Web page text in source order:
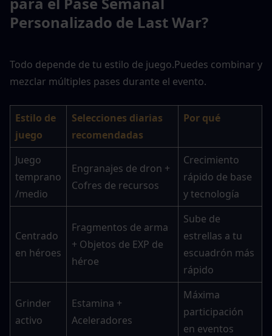
Personalizado de Last War?
Todo depende de tu estilo de juego.Puedes combinar y
mezclar múltiples pases durante el evento.
Estilo de
juego
Selecciones diarias
recomendadas
Por qué
Juego
temprano
/medio
Engranajes de dron +
Cofres de recursos
Crecimiento
rápido de base
y tecnología
Centrado
en héroes
Fragmentos de arma
+ Objetos de EXP de
héroe
Sube de
estrellas a tu
escuadrón más
rápido
Grinder
activo
Estamina +
Aceleradores
Máxima
participación
en eventos